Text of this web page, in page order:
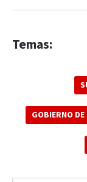
Temas:
GOBIERNO